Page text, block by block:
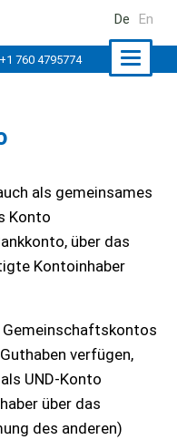
+1 760 4795774
De En
als gemeinsames
Konto
über das
Kontoinhaber
Gemeinschaftskontos
verfügen,
UND-Konto
über das
des anderen)